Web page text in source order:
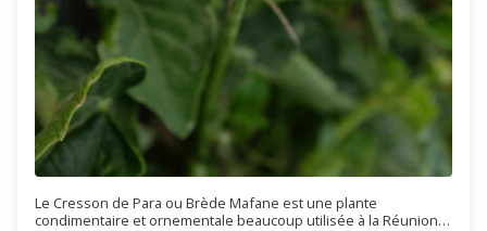
Le Cresson de Para ou Brède Mafane est une plante
condimentaire et ornementale beaucoup utilisée à la Réunion